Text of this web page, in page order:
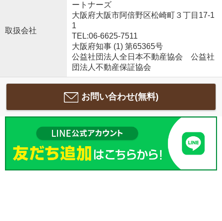
取扱会社
ートナーズ
大阪府大阪市阿倍野区松崎町３丁目17-1
1
TEL:06-6625-7511
大阪府知事 (1) 第65365号
公益社団法人全日本不動産協会 公益社
団法人不動産保証協会
お問い合わせ(無料)